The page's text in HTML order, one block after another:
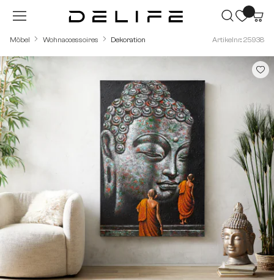
Zum Hauptinhalt springen
Möbel Wohnaccessoires Dekoration Artikelnr.: 25938
Bildergalerie überspringen